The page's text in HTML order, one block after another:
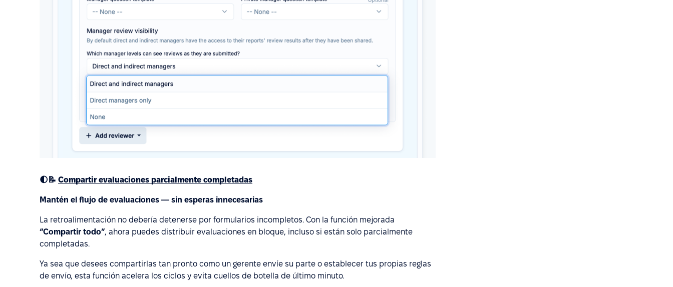
🌓📝 Compartir evaluaciones parcialmente completadas
Mantén el flujo de evaluaciones — sin esperas innecesarias
La retroalimentación no debería detenerse por formularios incompletos. Con la función mejorada
“Compartir todo”, ahora puedes distribuir evaluaciones en bloque, incluso si están solo parcialmente
completadas.
Ya sea que desees compartirlas tan pronto como un gerente envíe su parte o establecer tus propias reglas
de envío, esta función acelera los ciclos y evita cuellos de botella de último minuto.